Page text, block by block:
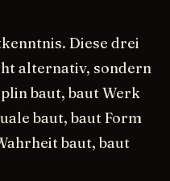
Diese drei
alternativ, sondern
baut, baut Werk
baut, baut Form
baut, baut